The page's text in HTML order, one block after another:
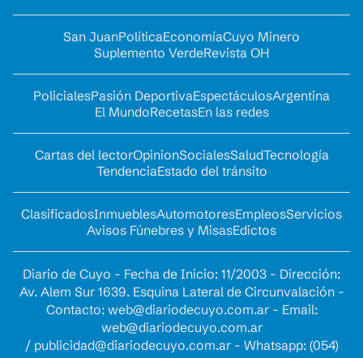
San JuanPolíticaEconomíaCuyo Minero
Suplemento VerdeRevista OH
PolicialesPasión DeportivaEspectáculosArgentina
El MundoRecetasEn las redes
Cartas del lectorOpinionSocialesSaludTecnología
TendenciaEstado del tránsito
ClasificadosInmueblesAutomotoresEmpleosServicios
Avisos Fúnebres y MisasEdictos
Diario de Cuyo - Fecha de Inicio: 11/2003 - Dirección:
Av. Alem Sur 1639. Esquina Lateral de Circunvalación -
Contacto: web@diariodecuyo.com.ar- Email:
web@diariodecuyo.com.ar
/ publicidad@diariodecuyo.com.ar- Whatsapp: (054)